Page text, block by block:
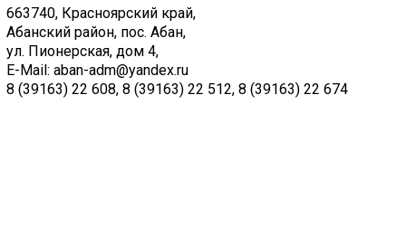
663740, Красноярский край,
Абанский район, пос. Абан,
ул. Пионерская, дом 4,
E-Mail: aban-adm@yandex.ru
8 (39163) 22 608, 8 (39163) 22 512, 8 (39163) 22 674